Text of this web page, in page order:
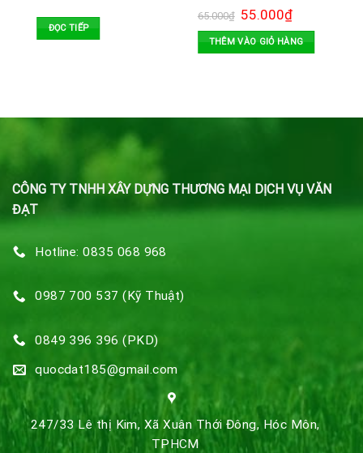
ĐỌC TIẾP
65.000₫ 55.000₫
THÊM VÀO GIỎ HÀNG
CÔNG TY TNHH XÂY DỰNG THƯƠNG MẠI DỊCH VỤ VĂN
ĐẠT
Hotline: 0835 068 968
0987 700 537 (Kỹ Thuật)
0849 396 396 (PKD)
quocdat185@gmail.com
247/33 Lê thị Kim, Xã Xuân Thới Đông, Hóc Môn,
TPHCM